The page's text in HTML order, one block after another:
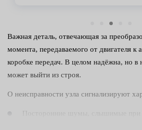
Важная деталь, отвечающая за
момента, передаваемого от двигателя к
коробке передач. В целом надёжна, но в
может выйти из строя.
О неисправности узла сигнализируют
Посторонние шумы, слышимые при